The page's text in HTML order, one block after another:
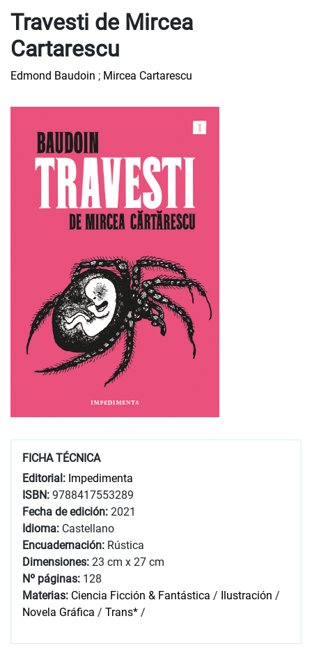
Travesti de Mircea
Cartarescu
Edmond Baudoin ; Mircea Cartarescu
FICHA TÉCNICA
Editorial: Impedimenta
ISBN: 9788417553289
Fecha de edición: 2021
Idioma: Castellano
Encuadernación: Rústica
Dimensiones: 23 cm x 27 cm
Nº páginas: 128
Materias: Ciencia Ficción & Fantástica / Ilustración /
Novela Gráfica / Trans* /